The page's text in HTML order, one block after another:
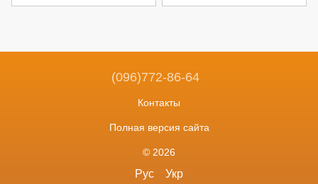
(096)772-86-64
Контакты
Полная версия сайта
© 2026
Рус Укр